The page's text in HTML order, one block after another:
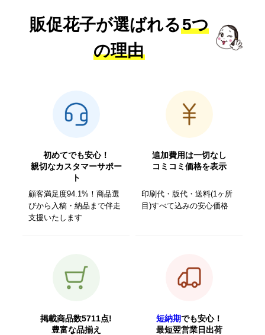
販促花子が選ばれる5つ
の理由
初めてでも安心！
親切なカスタマーサポー
ト
顧客満足度94.1%！商品選
びから入稿・納品まで伴走
支援いたします
追加費用は一切なし
コミコミ価格を表示
印刷代・版代・送料(1ヶ所
目)すべて込みの安心価格
掲載商品数5711点!
豊富な品揃え
短納期でも安心！
最短翌営業日出荷